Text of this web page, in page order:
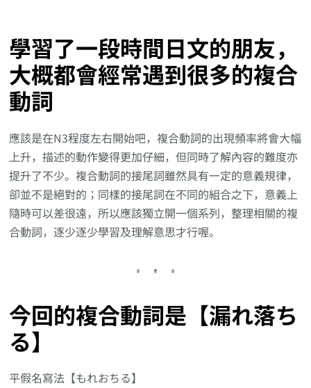
學習了一段時間日文的朋友，
大概都會經常遇到很多的複合
動詞
應該是在N3程度左右開始吧，複合動詞的出現頻率將會大幅
上升，描述的動作變得更加仔細，但同時了解內容的難度亦
提升了不少。複合動詞的接尾詞雖然具有一定的意義規律，
卻並不是絕對的；同樣的接尾詞在不同的組合之下，意義上
隨時可以差很遠，所以應該獨立開一個系列，整理相關的複
合動詞，逐少逐少學習及理解意思才行喔。
今回的複合動詞是【漏れ落ち
る】
平假名寫法【もれおちる】